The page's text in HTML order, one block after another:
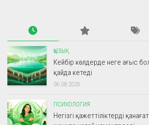
ҚЫЗЫҚ
Кейбір көлдерде неге ағыс
қайда кетеді
06.08.2026
ПСИХОЛОГИЯ
Негізгі қажеттіліктерді